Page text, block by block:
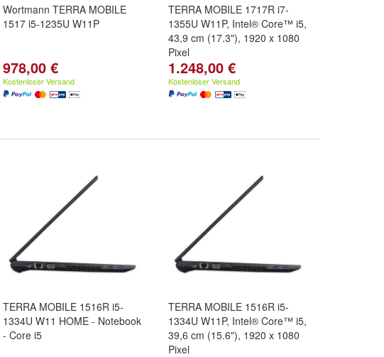
Wortmann TERRA MOBILE
1517 i5-1235U W11P
978,00 €
Kostenloser Versand
TERRA MOBILE 1717R i7-
1355U W11P, Intel® Core™ i5,
43,9 cm (17.3"), 1920 x 1080
Pixel
1.248,00 €
Kostenloser Versand
TERRA MOBILE 1516R i5-
1334U W11 HOME - Notebook
- Core i5
TERRA MOBILE 1516R i5-
1334U W11P, Intel® Core™ i5,
39,6 cm (15.6"), 1920 x 1080
Pixel